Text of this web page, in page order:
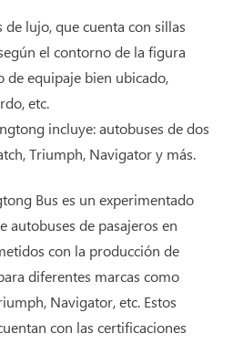
de lujo, que cuenta con sillas
el contorno de la figura
equipaje bien ubicado,
etc.
incluye: autobuses de dos
Triumph, Navigator y más.
Bus es un experimentado
autobuses de pasajeros en
con la producción de
diferentes marcas como
Navigator, etc. Estos
con las certificaciones